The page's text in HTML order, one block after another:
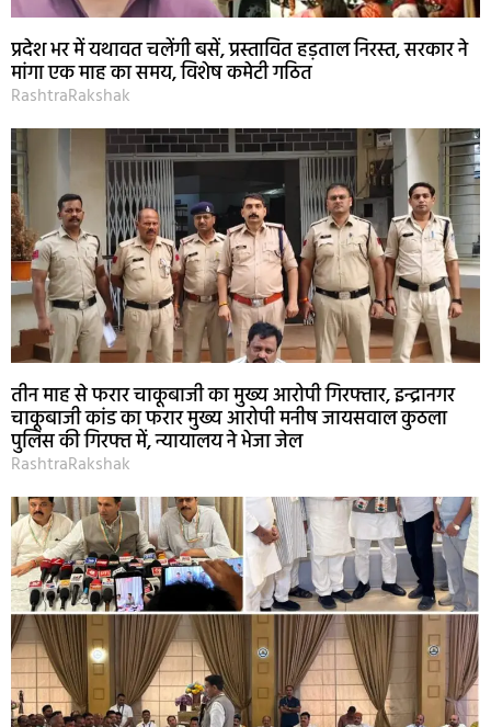
प्रदेश भर में यथावत चलेंगी बसें, प्रस्तावित हड़ताल निरस्त, सरकार ने
मांगा एक माह का समय, विशेष कमेटी गठित
RashtraRakshak
तीन माह से फरार चाकूबाजी का मुख्य आरोपी गिरफ्तार, इन्द्रानगर
चाकूबाजी कांड का फरार मुख्य आरोपी मनीष जायसवाल कुठला
पुलिस की गिरफ्त में, न्यायालय ने भेजा जेल
RashtraRakshak